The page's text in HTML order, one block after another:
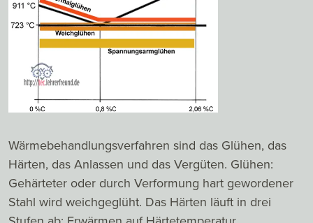
Wärmebehandlungsverfahren sind das Glühen, das
Härten, das Anlassen und das Vergüten. Glühen:
Gehärteter oder durch Verformung hart gewordener
Stahl wird weichgeglüht. Das Härten läuft in drei